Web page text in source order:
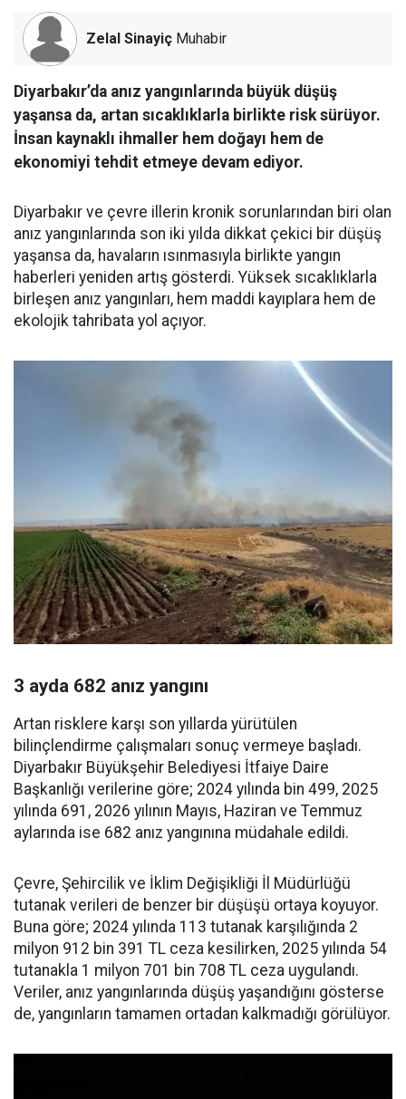
Zelal Sinayiç Muhabir
Diyarbakır’da anız yangınlarında büyük düşüş
yaşansa da, artan sıcaklıklarla birlikte risk sürüyor.
İnsan kaynaklı ihmaller hem doğayı hem de
ekonomiyi tehdit etmeye devam ediyor.
Diyarbakır ve çevre illerin kronik sorunlarından biri olan
anız yangınlarında son iki yılda dikkat çekici bir düşüş
yaşansa da, havaların ısınmasıyla birlikte yangın
haberleri yeniden artış gösterdi. Yüksek sıcaklıklarla
birleşen anız yangınları, hem maddi kayıplara hem de
ekolojik tahribata yol açıyor.
3 ayda 682 anız yangını
Artan risklere karşı son yıllarda yürütülen
bilinçlendirme çalışmaları sonuç vermeye başladı.
Diyarbakır Büyükşehir Belediyesi İtfaiye Daire
Başkanlığı verilerine göre; 2024 yılında bin 499, 2025
yılında 691, 2026 yılının Mayıs, Haziran ve Temmuz
aylarında ise 682 anız yangınına müdahale edildi.
Çevre, Şehircilik ve İklim Değişikliği İl Müdürlüğü
tutanak verileri de benzer bir düşüşü ortaya koyuyor.
Buna göre; 2024 yılında 113 tutanak karşılığında 2
milyon 912 bin 391 TL ceza kesilirken, 2025 yılında 54
tutanakla 1 milyon 701 bin 708 TL ceza uygulandı.
Veriler, anız yangınlarında düşüş yaşandığını gösterse
de, yangınların tamamen ortadan kalkmadığı görülüyor.